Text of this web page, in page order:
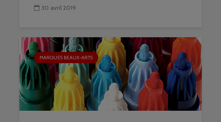
30 avril 2019
MARQUES BEAUX-ARTS